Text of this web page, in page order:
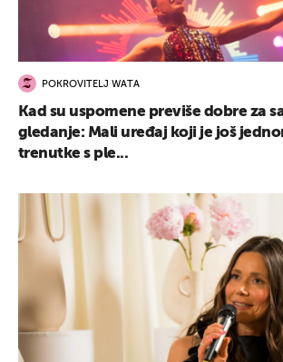
POKROVITELJ WATA
Kad su uspomene previše dobre za
gledanje: Mali uređaj koji je još
trenutke s ple...